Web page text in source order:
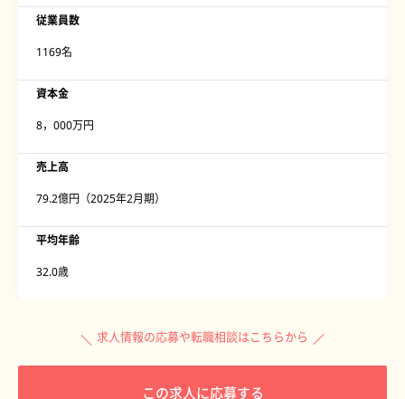
従業員数
1169名
資本金
8，000万円
売上高
79.2億円（2025年2月期）
平均年齢
32.0歳
求人情報の応募や転職相談はこちらから
この求人に応募する